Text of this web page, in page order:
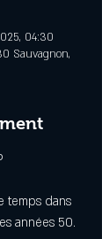
04:30
Sauvagnon,
temps dans
années 50.